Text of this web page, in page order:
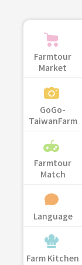
Farmtour
Market
GoGo-
TaiwanFarm
Farmtour
Match
Language
Farm Kitchen